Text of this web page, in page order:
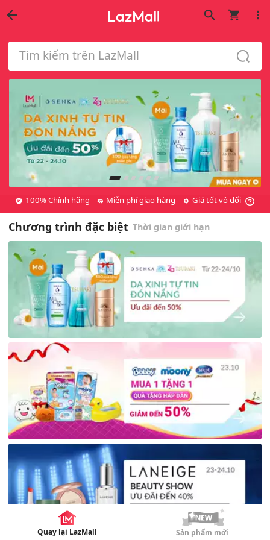
Tìm kiếm trên LazMall
100% Chính hãng Miễn phí giao hàng Giá tốt vô đối
Chương trình đặc biệt Thời gian giới hạn
Quay lại LazMall Sản phẩm mới